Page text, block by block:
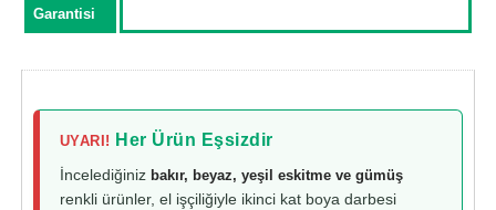
Garantisi
UYARI! Her Ürün Eşsizdir
İncelediğiniz bakır, beyaz, yeşil eskitme ve gümüş
renkli ürünler, el işçiliğiyle ikinci kat boya darbesi